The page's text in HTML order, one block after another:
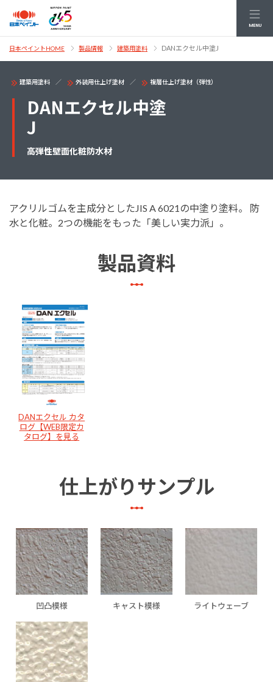
MENU
日本ペイントHOME 製品情報 建築用塗料 DANエクセル中塗J
建築用塗料 外装用仕上げ塗材 複層仕上げ塗材（弾性）
DANエクセル中塗
J
高弾性壁面化粧防水材
アクリルゴムを主成分としたJIS A 6021の中塗り塗料。 防
水と化粧。2つの機能をもった「美しい実力派」。
製品資料
DANエクセル カタ
ログ【WEB限定カ
タログ】を見る
仕上がりサンプル
凹凸模様 キャスト模様 ライトウェーブ